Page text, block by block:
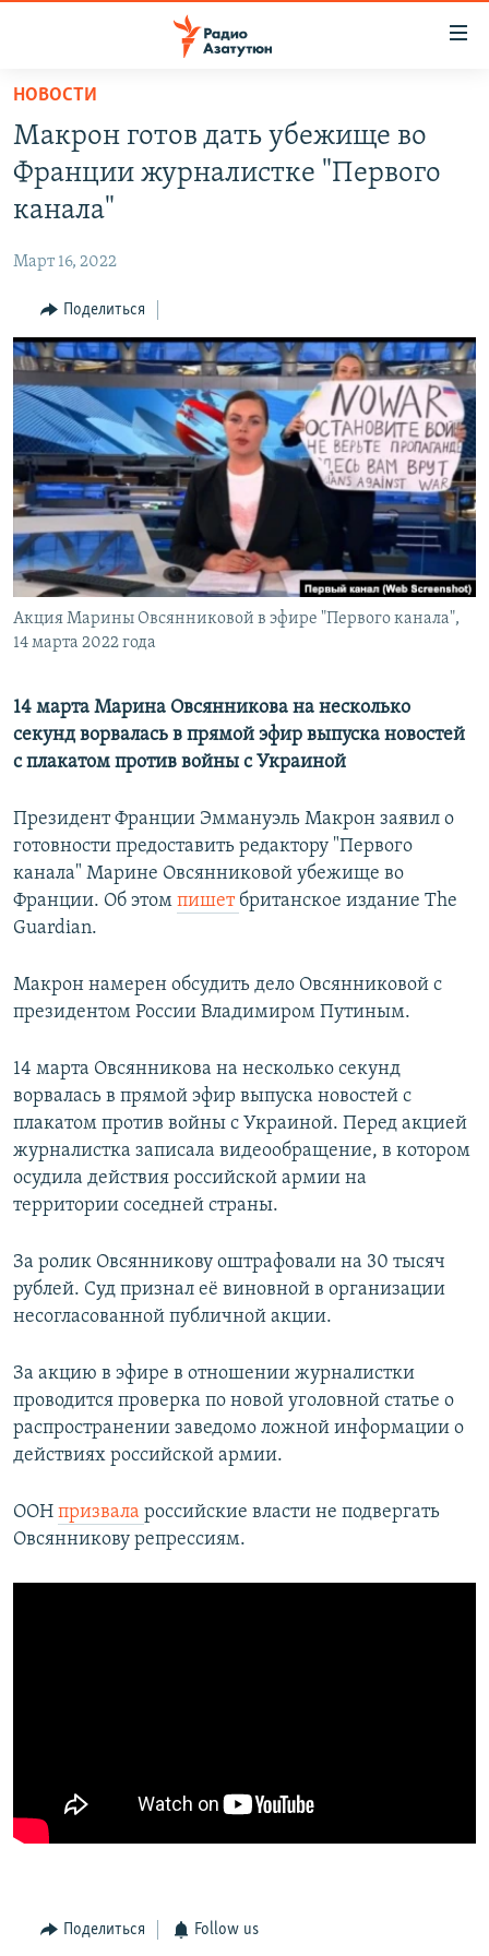
Перейти
основному
содержанию
Перейти
основной
навигации
Перейти
поиску
НОВОСТИ
ПОЛИТИКА
ЭКОНОМИКА
РЕГИОН
НАГОРНЫЙ КАРАБАХ
КУЛЬТУРА
СПОРТ
АРХИВ
Հայերեն
English
Русский
НОВОСТИ
Макрон готов дать убежище во
Франции журналистке "Первого
канала"
Март 16, 2022
Поделиться
Акция Марины Овсянниковой в эфире "Первого канала",
14 марта 2022 года
14 марта Марина Овсянникова на несколько
секунд ворвалась в прямой эфир выпуска новостей
с плакатом против войны с Украиной
Президент Франции Эммануэль Макрон заявил о
готовности предоставить редактору "Первого
канала" Марине Овсянниковой убежище во
Франции. Об этом пишет британское издание The
Guardian.
Макрон намерен обсудить дело Овсянниковой с
президентом России Владимиром Путиным.
14 марта Овсянникова на несколько секунд
ворвалась в прямой эфир выпуска новостей с
плакатом против войны с Украиной. Перед акцией
журналистка записала видеообращение, в котором
осудила действия российской армии на
территории соседней страны.
За ролик Овсянникову оштрафовали на 30 тысяч
рублей. Суд признал её виновной в организации
несогласованной публичной акции.
За акцию в эфире в отношении журналистки
проводится проверка по новой уголовной статье о
распространении заведомо ложной информации о
действиях российской армии.
ООН призвала российские власти не подвергать
Овсянникову репрессиям.
Поделиться Follow us